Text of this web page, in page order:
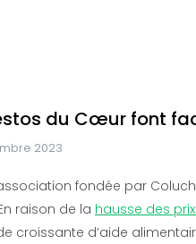
du Cœur font
2023
fondée par
raison de la hausse des
croissante d’aide